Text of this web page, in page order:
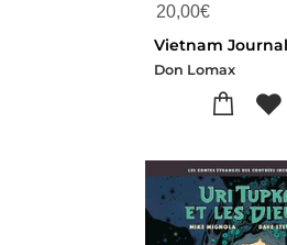
20,00€
Don Lomax